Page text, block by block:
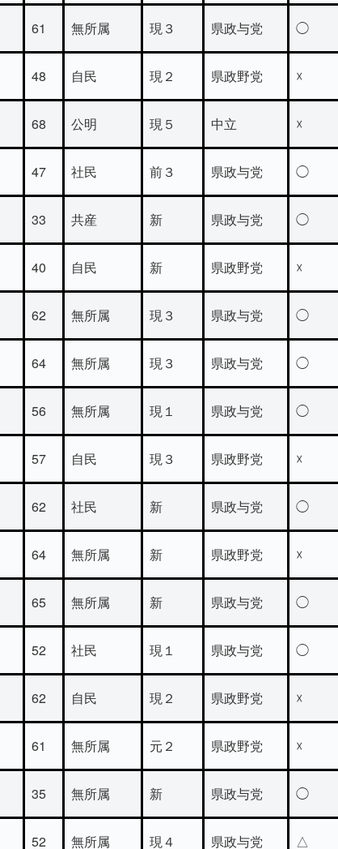
61 無所属 現３ 県政与党 ◯
48 自民 現２ 県政野党 ☓
68 公明 現５ 中立 ☓
47 社民 前３ 県政与党 ◯
33 共産 新 県政与党 ◯
40 自民 新 県政野党 ☓
62 無所属 現３ 県政与党 ◯
64 無所属 現３ 県政与党 ◯
56 無所属 現１ 県政与党 ◯
57 自民 現３ 県政野党 ☓
62 社民 新 県政与党 ◯
64 無所属 新 県政野党 ☓
65 無所属 新 県政与党 ◯
52 社民 現１ 県政与党 ◯
62 自民 現２ 県政野党 ☓
61 無所属 元２ 県政野党 ☓
35 無所属 新 県政与党 ◯
52 無所属 現４ 県政与党 △